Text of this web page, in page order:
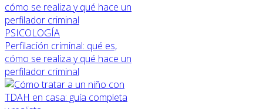
PSICOLOGÍA
Perfilación criminal: qué es,
cómo se realiza y qué hace un
perfilador criminal